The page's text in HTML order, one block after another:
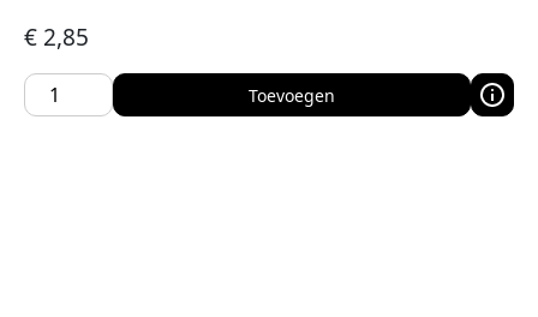
€ 2,85
Toevoegen